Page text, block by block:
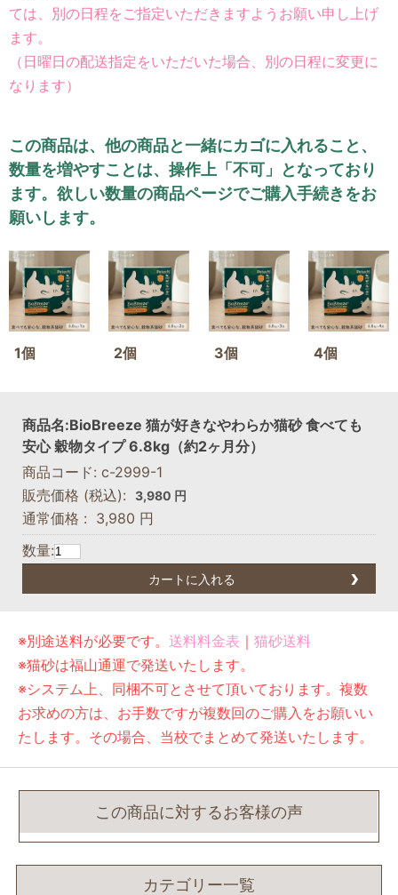
ては、別の日程をご指定いただきますようお願い申し上げ
ます。
（日曜日の配送指定をいただいた場合、別の日程に変更に
なります）
この商品は、他の商品と一緒にカゴに入れること、
数量を増やすことは、操作上「不可」となっており
ます。欲しい数量の商品ページでご購入手続きをお
願いします。
1個 2個 3個 4個
商品名:BioBreeze 猫が好きなやわらか猫砂 食べても
安心 穀物タイプ 6.8kg（約2ヶ月分）
商品コード: c-2999-1
販売価格 (税込): 3,980 円
通常価格 : 3,980 円
数量:
カートに入れる
※別途送料が必要です。 送料料金表 ｜ 猫砂送料
※猫砂は福山通運で発送いたします。
※システム上、同梱不可とさせて頂いております。複数
お求めの方は、お手数ですが複数回のご購入をお願いい
たします。その場合、当校でまとめて発送いたします。
この商品に対するお客様の声
カテゴリー一覧